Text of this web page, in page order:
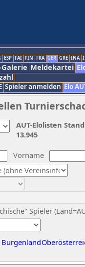
ESP FAI FIN FRA GER GRE INA
Galerie Meldekartei
Spieler anmelden Elo
Vorname
Spieler
Burgenland
AUT-Elolisten
13.945